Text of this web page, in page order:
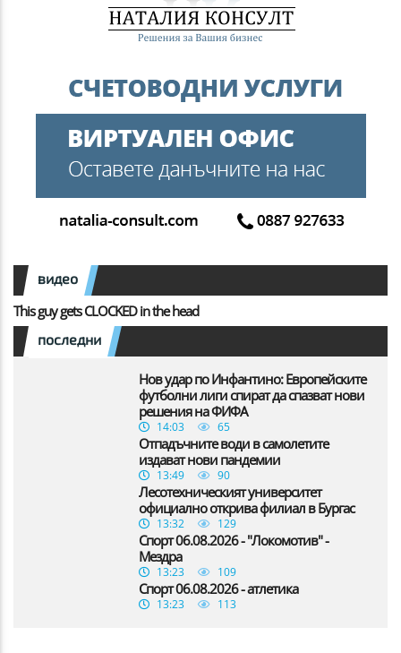
видео
This guy gets CLOCKED in the head
последни
Нов удар по Инфантино: Европейските
футболни лиги спират да спазват нови
решения на ФИФА
14:03 65
Отпадъчните води в самолетите
издават нови пандемии
13:49 90
Лесотехническият университет
официално открива филиал в Бургас
13:32 129
Спорт 06.08.2026 - "Локомотив" -
Мездра
13:23 109
Спорт 06.08.2026 - атлетика
13:23 113